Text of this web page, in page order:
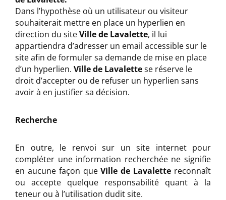
Dans l’hypothèse où un utilisateur ou visiteur
souhaiterait mettre en place un hyperlien en
direction du siteVille de Lavalette, il lui
appartiendra d’adresser un email accessible sur le
site afin de formuler sa demande de mise en place
d’un hyperlien. Ville de Lavalettese réserve le
droit d’accepter ou de refuser un hyperlien sans
avoir à en justifier sa décision.
Recherche
En outre, le renvoi sur un site internet pour
compléter une information recherchée ne signifie
en aucune façon queVille de Lavalette reconnaît
ou accepte quelque responsabilité quant à la
teneur ou à l’utilisation dudit site.